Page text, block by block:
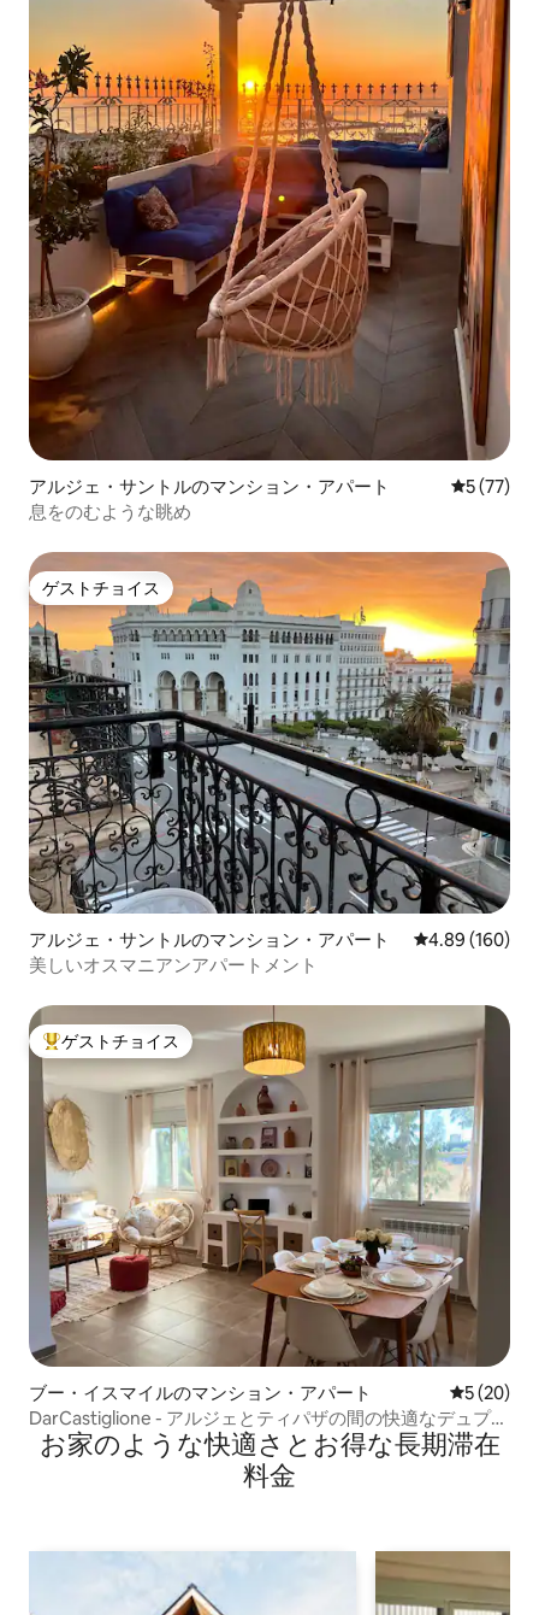
アルジェ・サントルのマンション・アパート レビュー
5 (77)
息をのむような眺め
ゲストチョイス
ゲストチョイス
アルジェ・サントルのマンション・アパート レビュー160
4.89 (160)
美しいオスマニアンアパートメント
大好評のゲストチョイスです。
ゲストチョイス
ブー・イスマイルのマンション・アパート レビュー
5 (20)
DarCastiglione - アルジェとティパザの間の快適なデュプレ
ックス
お家のような快⁠適⁠さ⁠とお⁠得⁠な長⁠期⁠滞⁠在
料⁠金